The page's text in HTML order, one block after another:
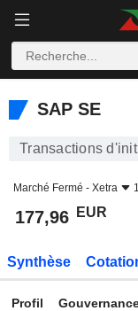
SAP SE
SAP SE
Transactions
Marché Fermé - Xetra
177,96 EUR
Synthèse
Profil